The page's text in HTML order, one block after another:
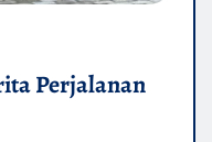
Perjalanan